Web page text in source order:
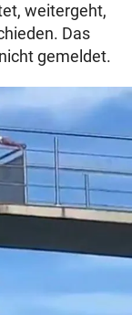
weitergeht,
Das
gemeldet.